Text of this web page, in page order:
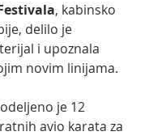
, kabinsko
delilo je
i upoznala
novim linijama.
je 12
avio karata za